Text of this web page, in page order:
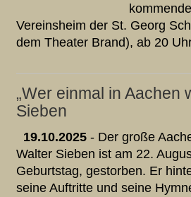
Vereinsheim der St. Georg
dem Theater Brand), ab 20
„Wer einmal in Aachen
Sieben
19.10.2025 - Der große
Walter Sieben ist am 22.
Geburtstag, gestorben. Er
seine Auftritte und seine